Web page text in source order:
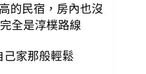
的民宿， 房內也沒
全是淳樸路線
己家那般輕鬆